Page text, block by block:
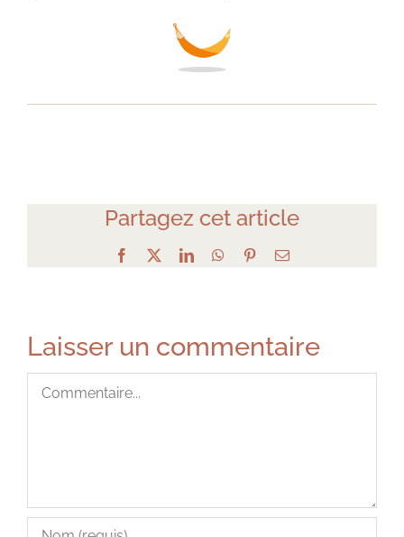
Partagez cet article
Facebook LinkedInWhatsApp
PinterestEmail
Laisser un commentaire